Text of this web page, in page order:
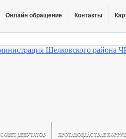
Онлайн обращение Контакты
СОВЕТ ДЕПУТАТОВ ПРОТИВОДЕЙСТВИЕ